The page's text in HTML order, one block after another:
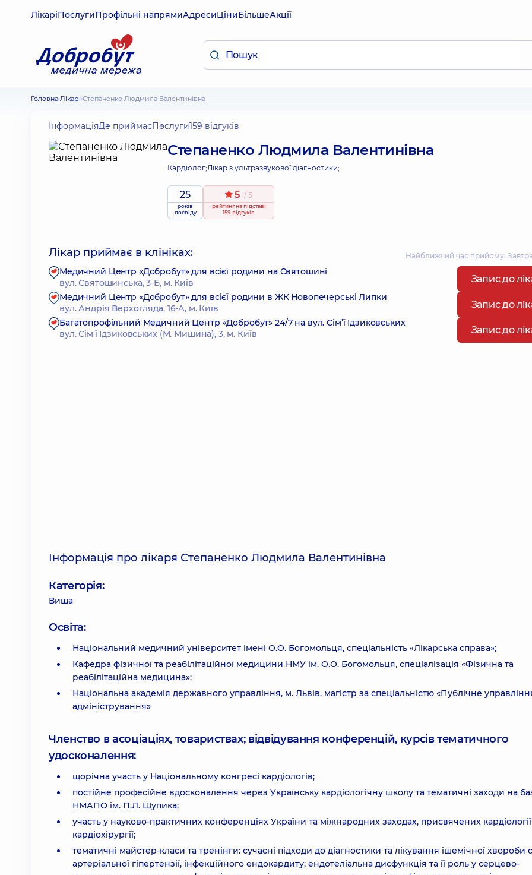
ЛікаріПослугиПрофільні напрямиАдресиЦіниБільшеАкції
Головна Лікарі Степаненко Людмила Валентинівна
ІнформаціяДе приймаєПослуги159 відгуків
Степаненко Людмила Валентинівна
Кардіолог;Лікар з ультразвукової діагностики;
25
років
досвіду
5 / 5
рейтингна підставі
159 відгуків
Лікар приймає в клініках: Найближчий час прийому:
Медичний Центр «Добробут» для всієї родини на Святошині
вул. Святошинська, 3-Б, м. Київ
Запис до
Медичний Центр «Добробут» для всієї родини в ЖК Новопечерські Липки
вул. Андрія Верхогляда, 16-А, м. Київ
Запис до
Багатопрофільний Медичний Центр «Добробут» 24/7 на вул. Сім’ї Ідзиковських
вул. Сім'ї Ідзиковських (М. Мишина), 3, м. Київ
Запис до
Інформація про лікаря Степаненко Людмила Валентинівна
Категорія:
Вища
Освіта:
Національний медичний університет імені О.О. Богомольця, спеціальність «Лікарська справа»;
Кафедра фізичної та реабілітаційної медицини НМУ ім. О.О. Богомольця, спеціалізація «Фізична та
реабілітаційна медицина»;
Національна академія державного управління, м. Львів, магістр за спеціальністю «Публічне
адміністрування»
Членство в асоціаціях, товариствах; відвідування конференцій, курсів тематичного
удосконалення:
щорічна участь у Національному конгресі кардіологів;
постійне професійне вдосконалення через Українську кардіологічну школу та тематичні заходи на
НМАПО ім. П.Л. Шупика;
участь у науково-практичних конференціях України та міжнародних заходах, присвячених кардіології
кардіохірургії;
тематичні майстер-класи та тренінги: сучасні підходи до діагностики та лікування ішемічної хвороби
артеріальної гіпертензії, інфекційного ендокардиту; ендотеліальна дисфункція та її роль у серцево-